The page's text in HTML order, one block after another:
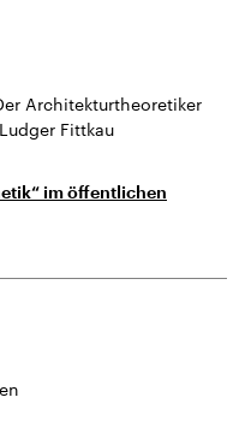
Architekturtheoretiker
Fittkau
im öffentlichen